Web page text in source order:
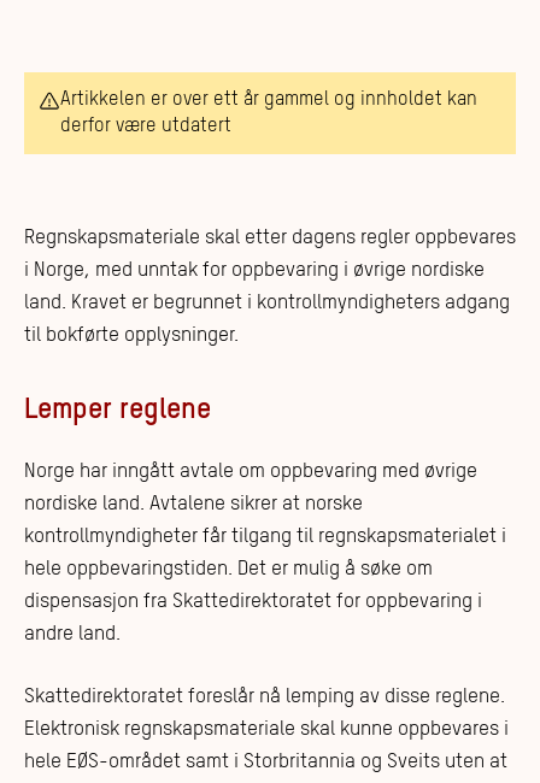
Artikkelen er over ett år gammel og innholdet kan
derfor være utdatert
Regnskapsmateriale skal etter dagens regler oppbevares
i Norge, med unntak for oppbevaring i øvrige nordiske
land. Kravet er begrunnet i kontrollmyndigheters adgang
til bokførte opplysninger.
Lemper reglene
Norge har inngått avtale om oppbevaring med øvrige
nordiske land. Avtalene sikrer at norske
kontrollmyndigheter får tilgang til regnskapsmaterialet i
hele oppbevaringstiden. Det er mulig å søke om
dispensasjon fra Skattedirektoratet for oppbevaring i
andre land.
Skattedirektoratet foreslår nå lemping av disse reglene.
Elektronisk regnskapsmateriale skal kunne oppbevares i
hele EØS-området samt i Storbritannia og Sveits uten at